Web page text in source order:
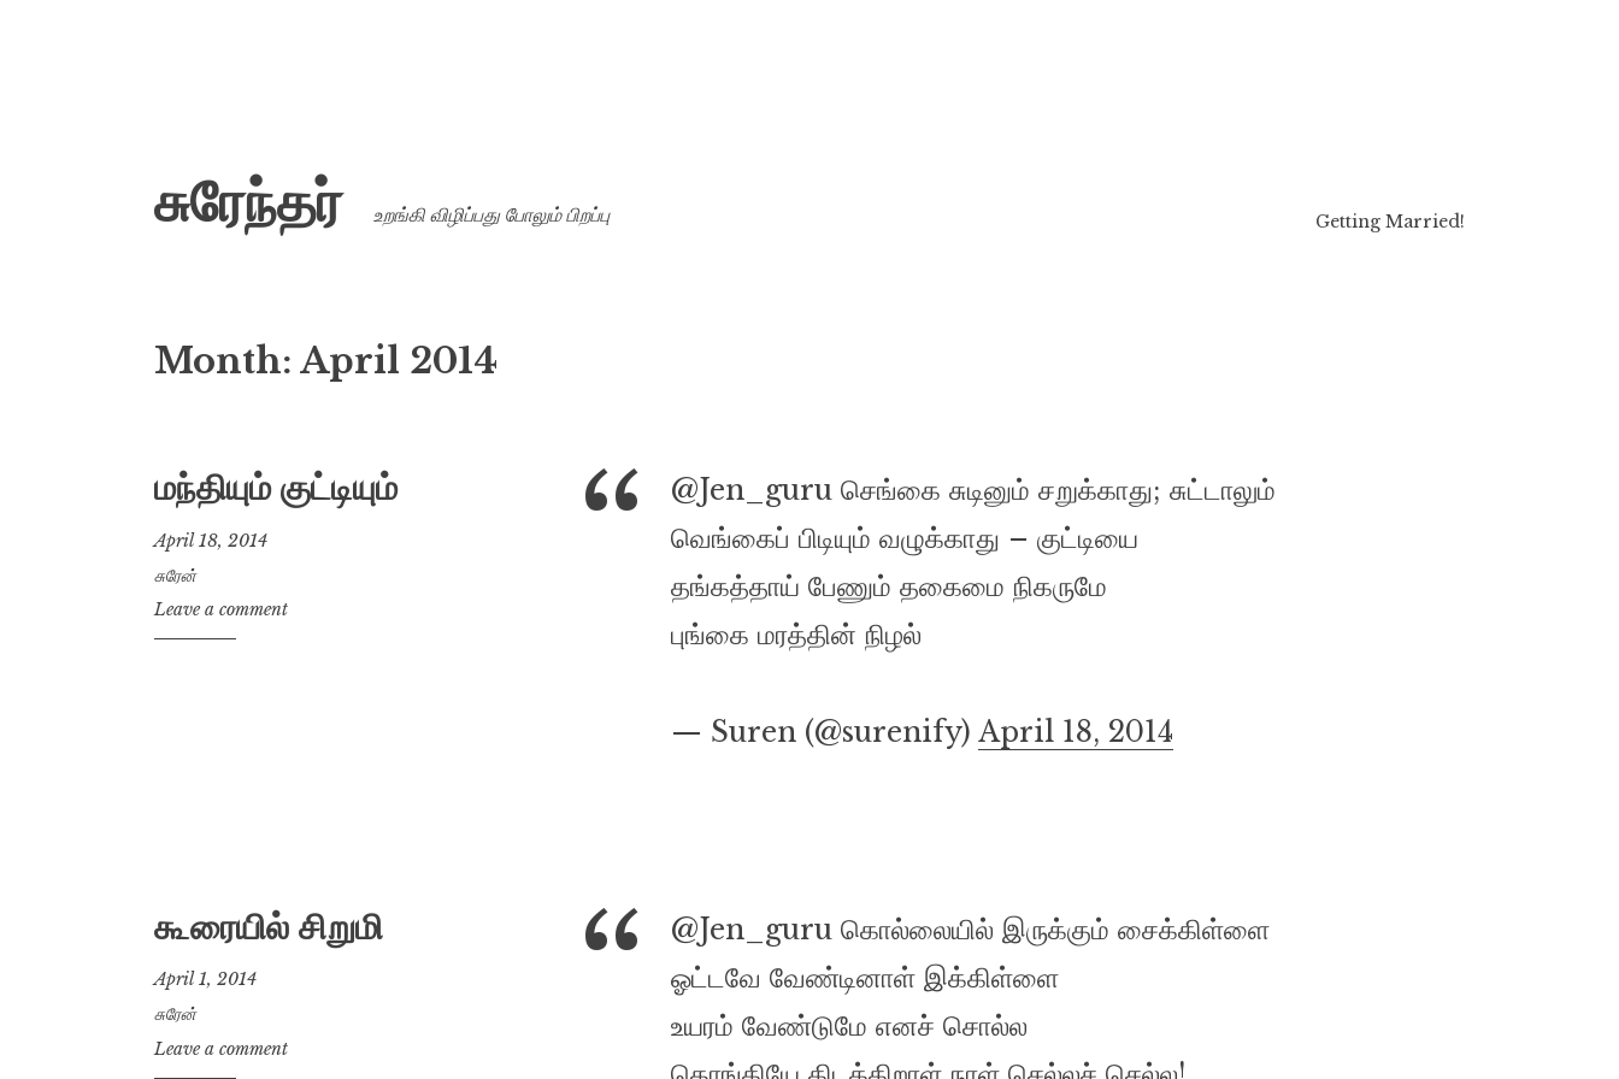
content
சுரேந்தர் உறங்கி விழிப்பது போலும் பிறப்பு Getting Married!
Month: April 2014
மந்தியும் குட்டியும்
April 18, 2014
சுரேன்
Leave a comment
@Jen_guru செங்கை சுடினும் சறுக்காது; சுட்டாலும்
வெங்கைப் பிடியும் வழுக்காது – குட்டியை
தங்கத்தாய் பேணும் தகைமை நிகருமே
புங்கை மரத்தின் நிழல்
— Suren (@surenify) April 18, 2014
கூரையில் சிறுமி
April 1, 2014
சுரேன்
Leave a comment
@Jen_guru கொல்லையில் இருக்கும் சைக்கிள்ளை
ஓட்டவே வேண்டினாள் இக்கிள்ளை
உயரம் வேண்டுமே எனச் சொல்ல